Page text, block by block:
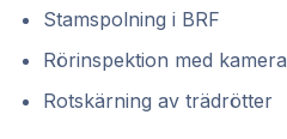
Stamspolning i BRF
Rörinspektion med kamera
Rotskärning av trädrötter